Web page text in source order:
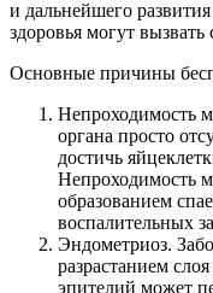
и дальнейшего
здоровья могут
Основные причины
Непроходимость
органа просто
достичь
Непроходимость
образованием
воспалительных
Эндометриоз.
разрастанием
эпителий может